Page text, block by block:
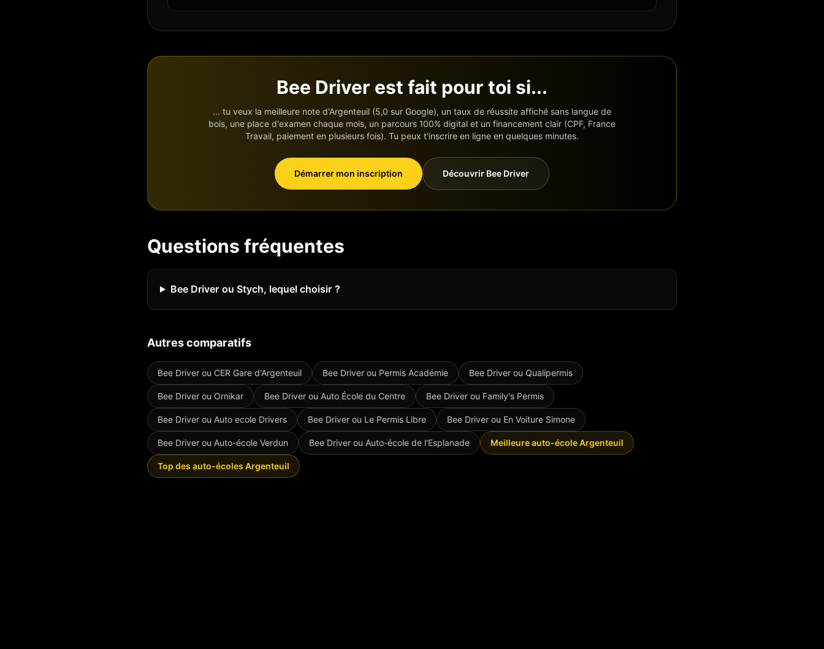
Bee Driver est fait pour toi si...
... tu veux la meilleure note d'Argenteuil (5,0 sur Google), un taux de réussite affiché sans langue de
bois, une place d'examen chaque mois, un parcours 100% digital et un financement clair (CPF, France
Travail, paiement en plusieurs fois). Tu peux t'inscrire en ligne en quelques minutes.
Démarrer mon inscription Découvrir Bee Driver
Questions fréquentes
Bee Driver ou Stych, lequel choisir ?
Autres comparatifs
Bee Driver ou CER Gare d'Argenteuil Bee Driver ou Permis Académie Bee Driver ou Qualipermis
Bee Driver ou Ornikar Bee Driver ou Auto École du Centre Bee Driver ou Family's Permis
Bee Driver ou Auto ecole Drivers Bee Driver ou Le Permis Libre Bee Driver ou En Voiture Simone
Bee Driver ou Auto-école Verdun Bee Driver ou Auto-école de l'Esplanade Meilleure auto-école Argenteuil
Top des auto-écoles Argenteuil